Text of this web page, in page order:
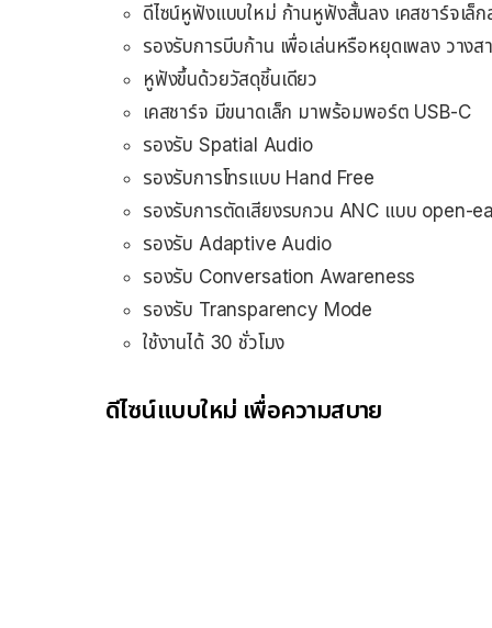
ดีไซน์หูฟังแบบใหม่ ก้านหูฟังสั้นลง เคสชาร์จเล็ก
รองรับการบีบก้าน เพื่อเล่นหรือหยุดเพลง วางส
หูฟังขึ้นด้วยวัสดุชิ้นเดียว
เคสชาร์จ มีขนาดเล็ก มาพร้อมพอร์ต USB-C
รองรับ Spatial Audio
รองรับการโทรแบบ Hand Free
รองรับการตัดเสียงรบกวน ANC แบบ open-
รองรับ Adaptive Audio
รองรับ Conversation Awareness
รองรับ Transparency Mode
ใช้งานได้ 30 ชั่วโมง
ดีไซน์แบบใหม่ เพื่อความสบาย